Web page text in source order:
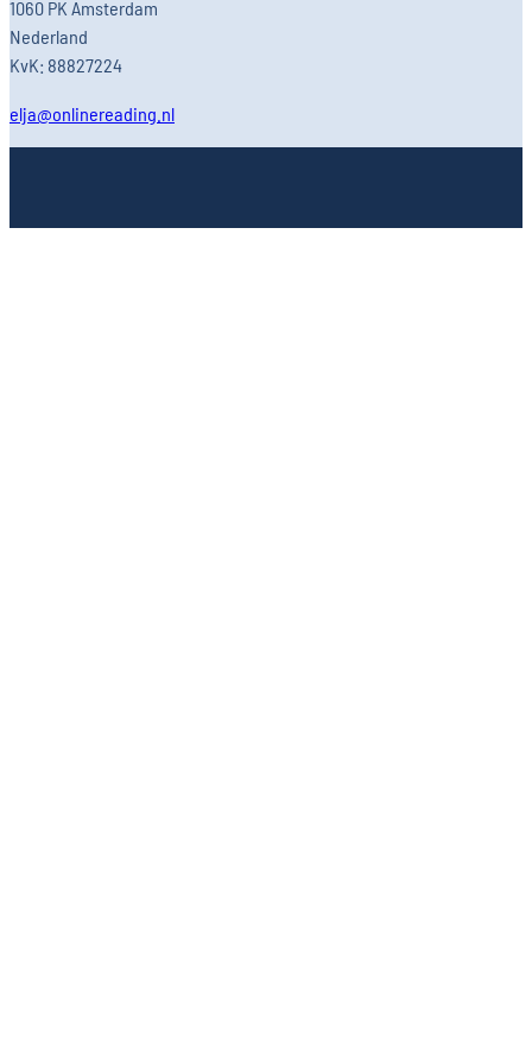
1060 PK Amsterdam
Nederland
KvK: 88827224
elja@onlinereading.nl